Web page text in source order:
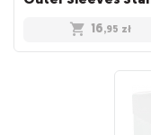
16,95 zł